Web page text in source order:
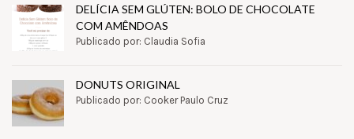
DELÍCIA SEM GLÚTEN: BOLO DE CHOCOLATE
COM AMÊNDOAS
Publicado por: Claudia Sofia
DONUTS ORIGINAL
Publicado por: Cooker Paulo Cruz